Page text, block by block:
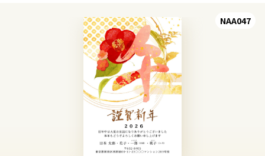
NAA047